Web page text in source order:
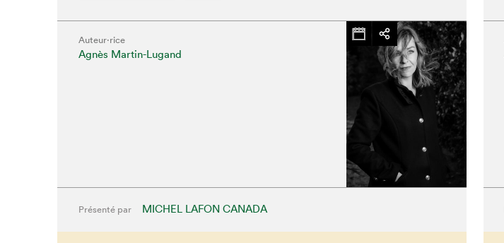
Auteur·rice
Agnès Martin-Lugand
Présenté par MICHEL LAFON CANADA